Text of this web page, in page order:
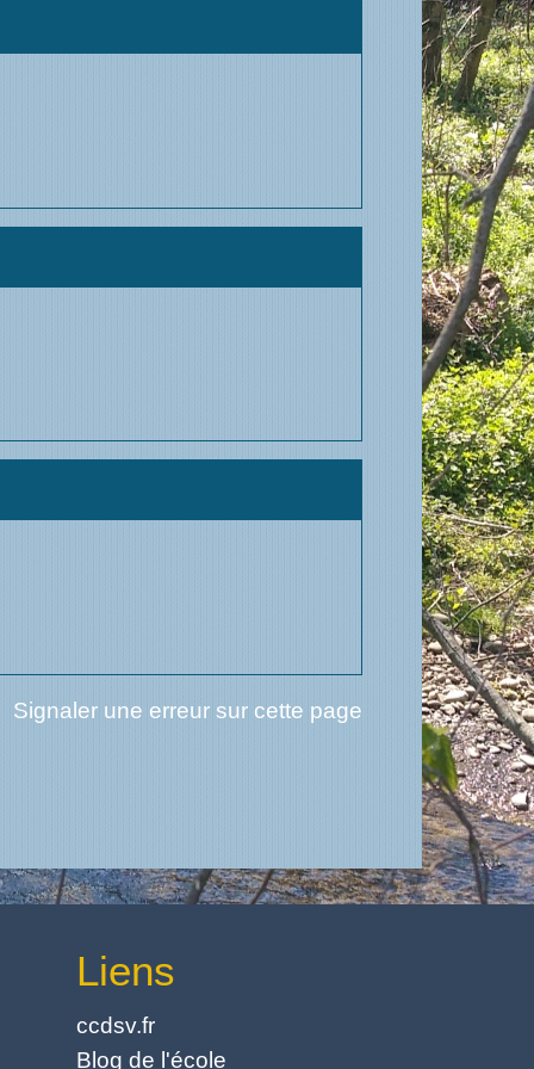
Signaler une erreur sur cette page
Liens
ccdsv.fr
Blog de l'école